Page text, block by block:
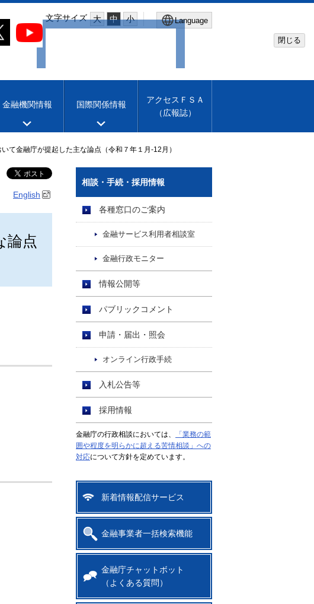
文字サイズ 大 中 小 Language
Machine translation
閉じる
金融機関情報 国際関係情報
アクセスＦＳＡ
（広報誌）
て金融庁が提起した主な論点（令和７年１月-12月）
English
論点
相談・手続・採用情報
各種窓口のご案内
金融サービス利用者相談室
金融行政モニター
情報公開等
パブリックコメント
申請・届出・照会
オンライン行政手続
入札公告等
採用情報
金融庁の行政相談においては、
「業務の範
囲や程度を明らかに超える苦情相談」への
対応について方針を定めています。
新着情報配信サービス
金融事業者一括検索機能
金融庁チャットボット
（よくある質問）